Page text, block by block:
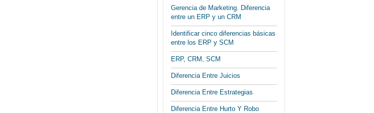
Gerencia de Marketing. Diferencia
entre un ERP y un CRM
Identificar cinco diferencias básicas
entre los ERP y SCM
ERP, CRM, SCM
Diferencia Entre Juicios
Diferencia Entre Estrategias
Diferencia Entre Hurto Y Robo